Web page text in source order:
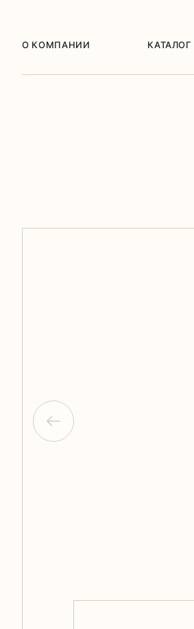
О КОМПАНИИ КАТАЛОГ